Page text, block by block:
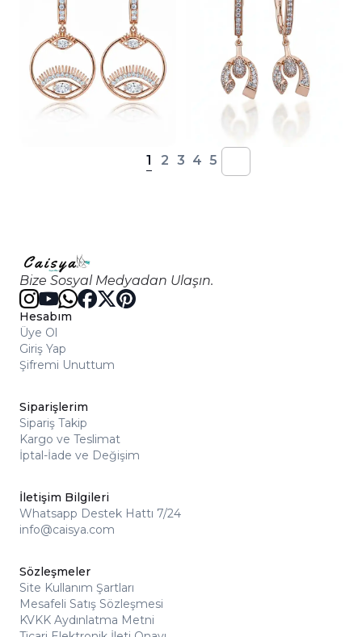
1 2 3 4 5
Bize Sosyal Medyadan Ulaşın.
Hesabım
Üye Ol
Giriş Yap
Şifremi Unuttum
Siparişlerim
Sipariş Takip
Kargo ve Teslimat
İptal-İade ve Değişim
İletişim Bilgileri
Whatsapp Destek Hattı 7/24
info@caisya.com
Sözleşmeler
Site Kullanım Şartları
Mesafeli Satış Sözleşmesi
KVKK Aydınlatma Metni